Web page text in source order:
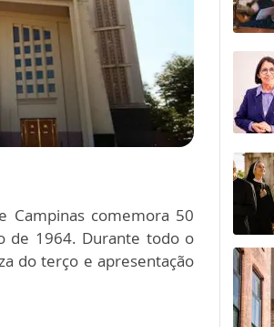
Campinas comemora 50
de 1964. Durante todo o
do terço e apresentação